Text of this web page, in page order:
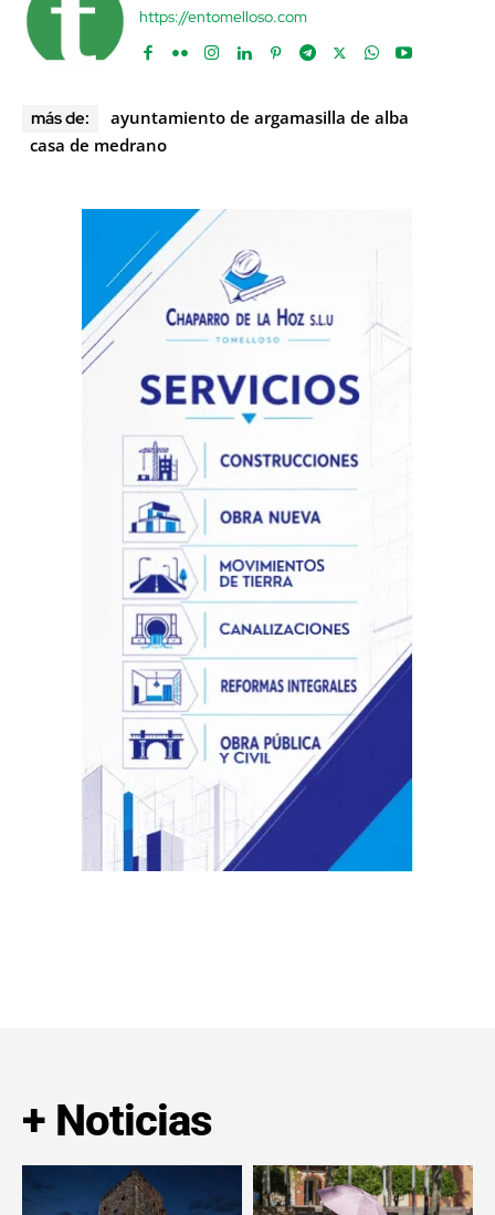
https://entomelloso.com
más de:
ayuntamiento de argamasilla de alba
casa de medrano
+ Noticias